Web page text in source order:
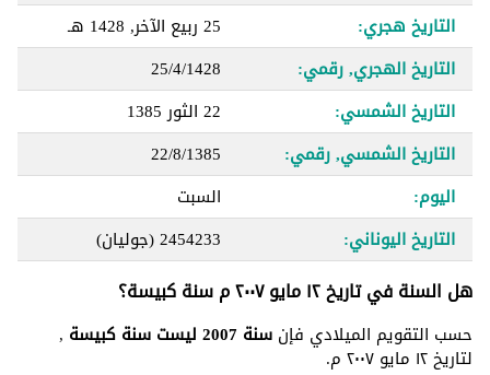
التاريخ هجري:
25 ربيع الآخر, 1428 هـ
التاريخ الهجري, رقمي:
25/4/1428
التاريخ الشمسي:
22 الثور 1385
التاريخ الشمسي, رقمي:
22/8/1385
اليوم:
السبت
التاريخ اليوناني:
2454233(جوليان)
هل السنة في تاريخ ١٢ مايو ٢٠٠٧ م سنة كبيسة؟
حسب التقويم الميلادي فإن سنة 2007 ليست سنة كبيسة ,
لتاريخ ١٢ مايو ٢٠٠٧ م.